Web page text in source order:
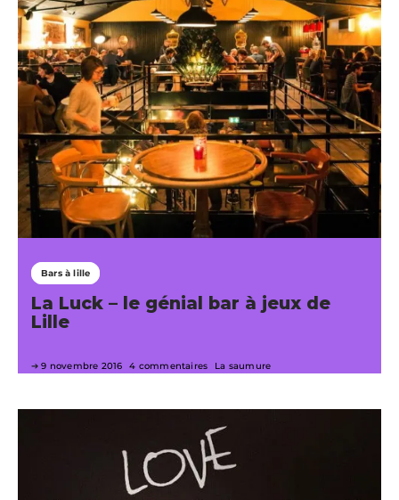
Bars à lille
La Luck – le génial bar à jeux de
Lille
9 novembre 2016 4 commentaires La saumure